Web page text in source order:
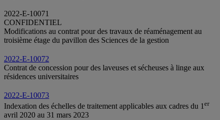
2022-E-10071
CONFIDENTIEL
Modifications au contrat pour des travaux de réaménagement au
troisième étage du pavillon des Sciences de la gestion
2022-E-10072
Contrat de concession pour des laveuses et sécheuses à linge aux
résidences universitaires
2022-E-10073
Indexation des échelles de traitement applicables aux cadres du 1er
avril 2020 au 31 mars 2023